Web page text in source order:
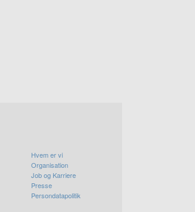
Hvem er vi
Organisation
Job og Karriere
Presse
Persondatapolitik